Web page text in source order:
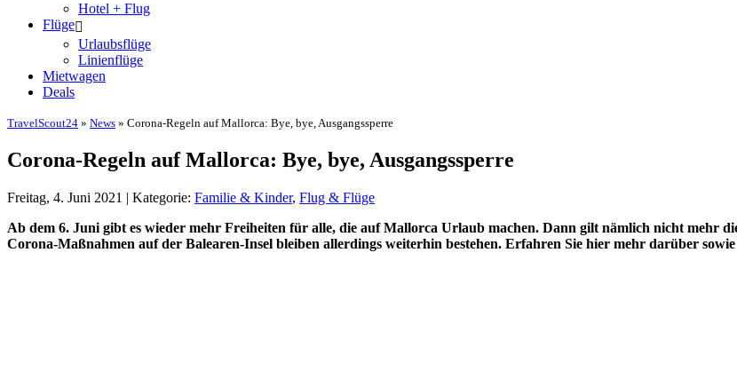
Hotel + Flug
Flüge
Urlaubsflüge
Linienflüge
Mietwagen
Deals
TravelScout24 » News » Corona-Regeln auf Mallorca: Bye, bye, Ausgangssperre
Corona-Regeln auf Mallorca: Bye, bye, Ausgangssperre
Freitag, 4. Juni 2021 | Kategorie: Familie & Kinder, Flug & Flüge
Ab dem 6. Juni gibt es wieder mehr Freiheiten für alle, die auf Mallorca Urlaub machen. Dann gilt nämlich nicht mehr
Corona-Maßnahmen auf der Balearen-Insel bleiben allerdings weiterhin bestehen. Erfahren Sie hier mehr darüber